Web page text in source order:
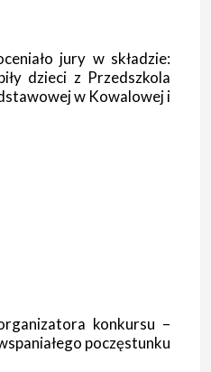
jury w składzie:
dzieci z Przedszkola
w Kowalowej i
konkursu –
poczęstunku